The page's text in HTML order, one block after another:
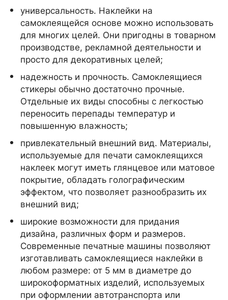
универсальность. Наклейки на
самоклеящейся основе можно использовать
для многих целей. Они пригодны в товарном
производстве, рекламной деятельности и
просто для декоративных целей;
надежность и прочность. Самоклеящиеся
стикеры обычно достаточно прочные.
Отдельные их виды способны с легкостью
переносить перепады температур и
повышенную влажность;
привлекательный внешний вид. Материалы,
используемые для печати самоклеящихся
наклеек могут иметь глянцевое или матовое
покрытие, обладать голографическим
эффектом, что позволяет разнообразить их
внешний вид;
широкие возможности для придания
дизайна, различных форм и размеров.
Современные печатные машины позволяют
изготавливать самоклеящиеся наклейки в
любом размере: от 5 мм в диаметре до
широкоформатных изделий, используемых
при оформлении автотранспорта или